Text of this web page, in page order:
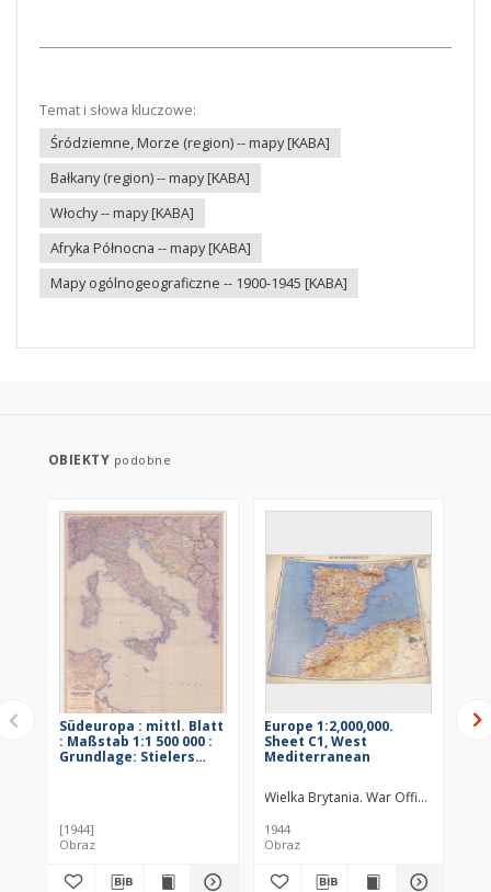
Temat i słowa kluczowe:
Śródziemne, Morze (region) -- mapy [KABA]
Bałkany (region) -- mapy [KABA]
Włochy -- mapy [KABA]
Afryka Północna -- mapy [KABA]
Mapy ogólnogeograficzne -- 1900-1945 [KABA]
OBIEKTY podobne
Südeuropa : mittl. Blatt
: Maßstab 1:1 500 000 :
Grundlage: Stielers
[1944]
Obraz
Europe 1:2,000,000.
Sheet C1, West
Mediterranean
Wielka Brytania. War Office.
1944
Obraz